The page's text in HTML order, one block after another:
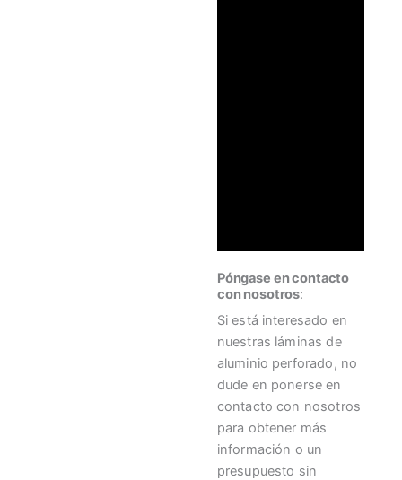
Póngase en contacto
con nosotros:
Si está interesado en
nuestras láminas de
aluminio perforado, no
dude en ponerse en
contacto con nosotros
para obtener más
información o un
presupuesto sin